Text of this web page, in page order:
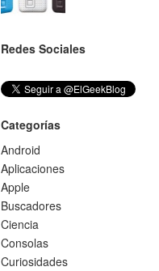
Redes Sociales
Categorías
Android
Aplicaciones
Apple
Buscadores
Ciencia
Consolas
Curiosidades